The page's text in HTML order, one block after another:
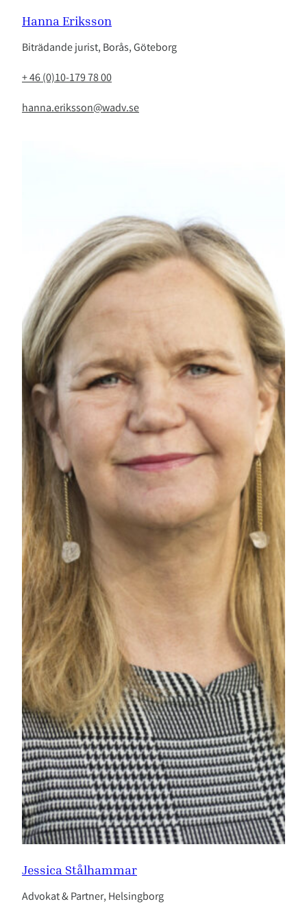
Hanna Eriksson
Biträdande jurist, Borås, Göteborg
+ 46 (0)10-179 78 00
hanna.eriksson@wadv.se
Jessica Stålhammar
Advokat & Partner, Helsingborg